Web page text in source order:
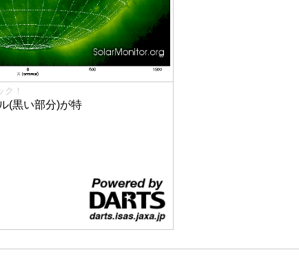
！
(黒い部分)が特